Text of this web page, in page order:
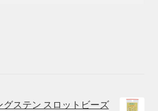
ステン スロットビーズ